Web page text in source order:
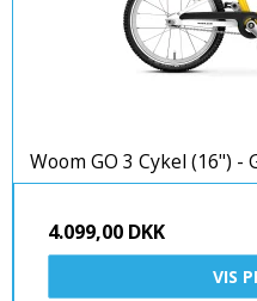
Woom GO 3 Cykel (16") -
4.099,00 DKK
VIS